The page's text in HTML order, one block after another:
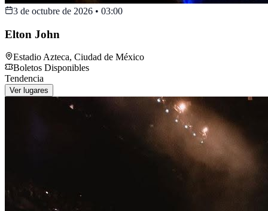
3 de octubre de 2026 • 03:00
Elton John
Estadio Azteca, Ciudad de México
Boletos Disponibles
Tendencia
Ver lugares